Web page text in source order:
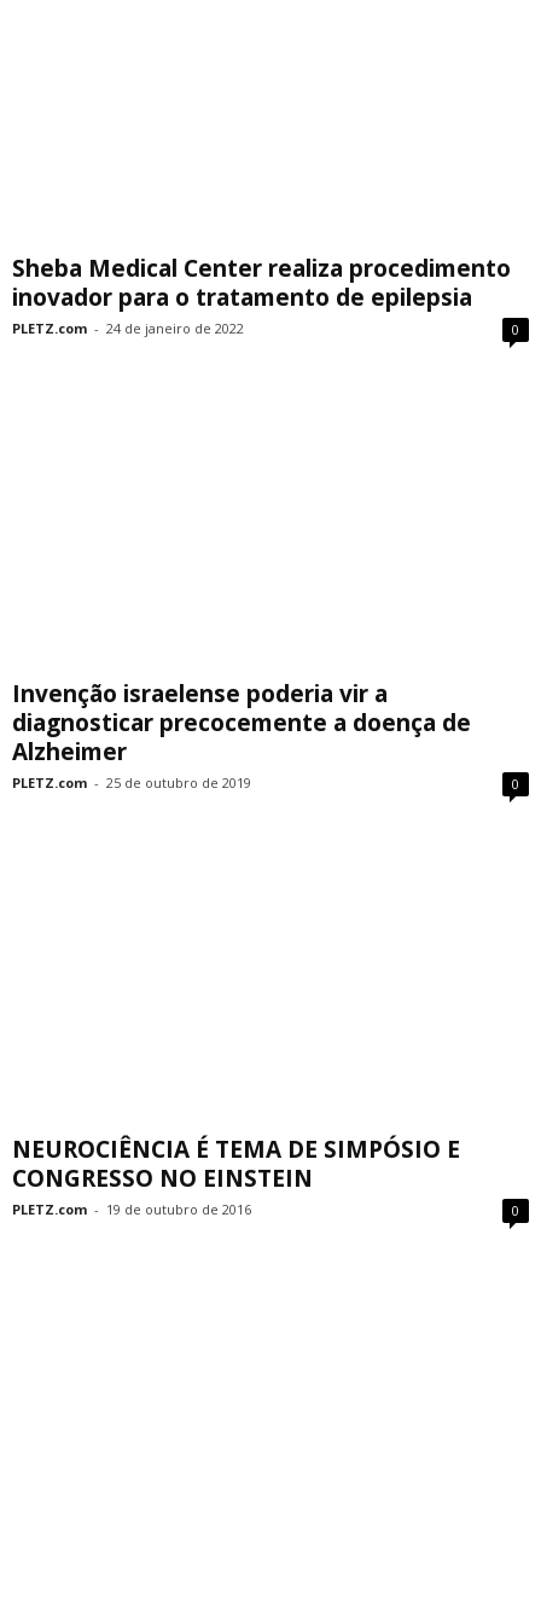
Sheba Medical Center realiza procedimento
inovador para o tratamento de epilepsia
PLETZ.com - 24 de janeiro de 2022 0
Invenção israelense poderia vir a
diagnosticar precocemente a doença de
Alzheimer
PLETZ.com - 25 de outubro de 2019 0
NEUROCIÊNCIA É TEMA DE SIMPÓSIO E
CONGRESSO NO EINSTEIN
PLETZ.com - 19 de outubro de 2016 0